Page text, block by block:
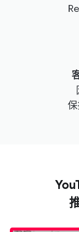
真的有自动退款
运营
NAM*SOL
自动退还差价，